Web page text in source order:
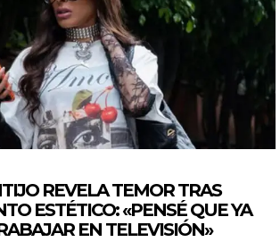
REVELA TEMOR TRAS
ESTÉTICO: «PENSÉ QUE YA
EN TELEVISIÓN»